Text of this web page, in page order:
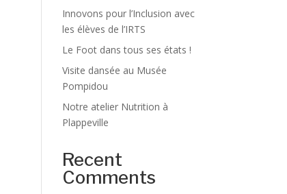
Innovons pour l’Inclusion avec
les élèves de l’IRTS
Le Foot dans tous ses états !
Visite dansée au Musée
Pompidou
Notre atelier Nutrition à
Plappeville
Recent
Comments